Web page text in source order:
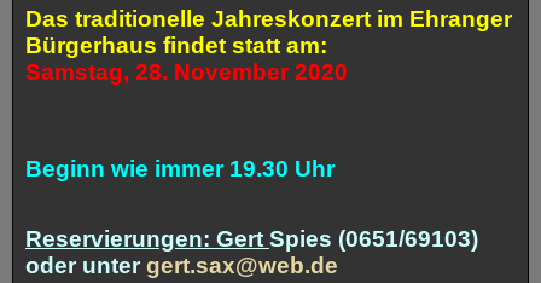
Das traditionelle Jahreskonzert im Ehranger
Bürgerhaus findet statt am:
Samstag, 28. November 2020
Beginn wie immer 19.30 Uhr
Reservierungen: Gert Spies (0651/69103)
oder unter gert.sax@web.de